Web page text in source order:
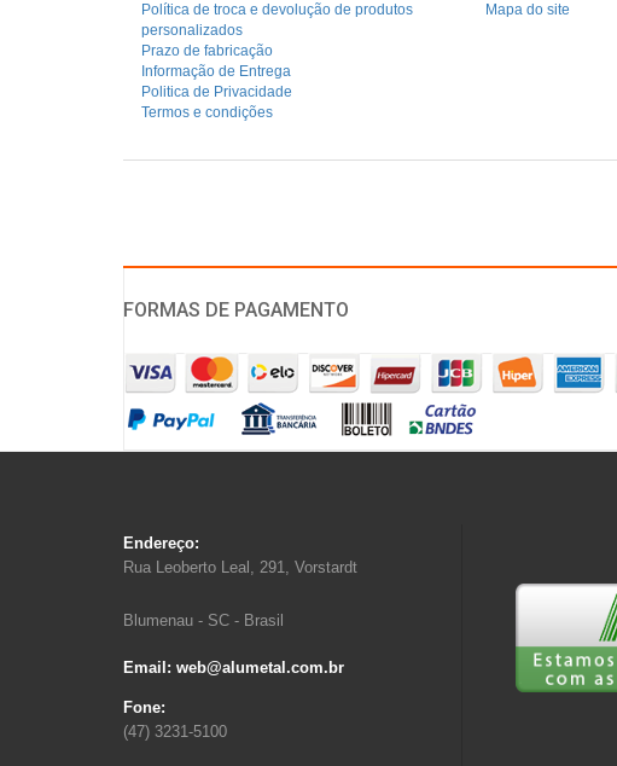
Política de troca e devolução de produtos
personalizados
Prazo de fabricação
Informação de Entrega
Politica de Privacidade
Termos e condições
Mapa do site
FORMAS DE PAGAMENTO
Endereço:
Rua Leoberto Leal, 291, Vorstardt
Blumenau - SC - Brasil
Email: web@alumetal.com.br
Fone:
(47) 3231-5100